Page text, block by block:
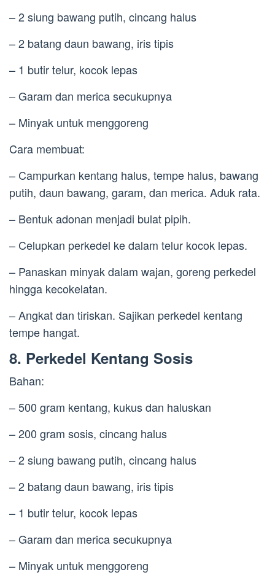
– 2 siung bawang putih, cincang halus
– 2 batang daun bawang, iris tipis
– 1 butir telur, kocok lepas
– Garam dan merica secukupnya
– Minyak untuk menggoreng
Cara membuat:
– Campurkan kentang halus, tempe halus, bawang
putih, daun bawang, garam, dan merica. Aduk rata.
– Bentuk adonan menjadi bulat pipih.
– Celupkan perkedel ke dalam telur kocok lepas.
– Panaskan minyak dalam wajan, goreng perkedel
hingga kecokelatan.
– Angkat dan tiriskan. Sajikan perkedel kentang
tempe hangat.
8. Perkedel Kentang Sosis
Bahan:
– 500 gram kentang, kukus dan haluskan
– 200 gram sosis, cincang halus
– 2 siung bawang putih, cincang halus
– 2 batang daun bawang, iris tipis
– 1 butir telur, kocok lepas
– Garam dan merica secukupnya
– Minyak untuk menggoreng